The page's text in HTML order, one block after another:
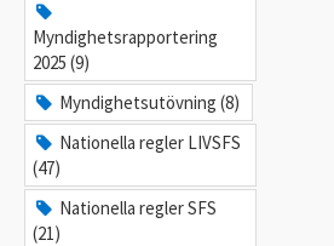
Myndighetsrapportering
2025 (9)
Myndighetsutövning (8)
Nationella regler LIVSFS
(47)
Nationella regler SFS
(21)